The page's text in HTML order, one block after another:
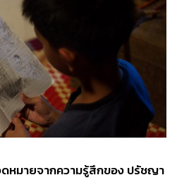
หมายจากความรู้สึกของ ปรัชญา